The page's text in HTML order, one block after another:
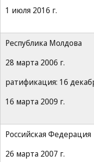
1 июля 2016 г.
Республика Молдова
28 марта 2006 г.
ратификация: 16
16 марта 2009 г.
Российская Федерация
26 марта 2007 г.